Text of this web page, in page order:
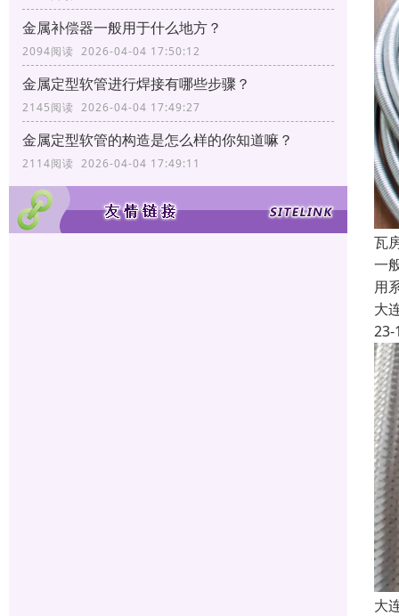
金属补偿器一般用于什么地方？
2094阅读 2026-04-04 17:50:12
金属定型软管进行焊接有哪些步骤？
2145阅读 2026-04-04 17:49:27
金属定型软管的构造是怎么样的你知道嘛？
2114阅读 2026-04-04 17:49:11
瓦
一
用
大
23-
大